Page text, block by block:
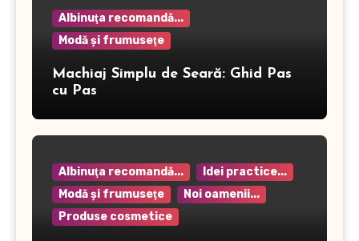
Albinuţa recomandă...
Modă şi frumuseţe
Machiaj Simplu de Seară: Ghid Pas
cu Pas
Albinuţa recomandă...
Idei practice...
Modă şi frumuseţe
Noi oamenii...
Produse cosmetice